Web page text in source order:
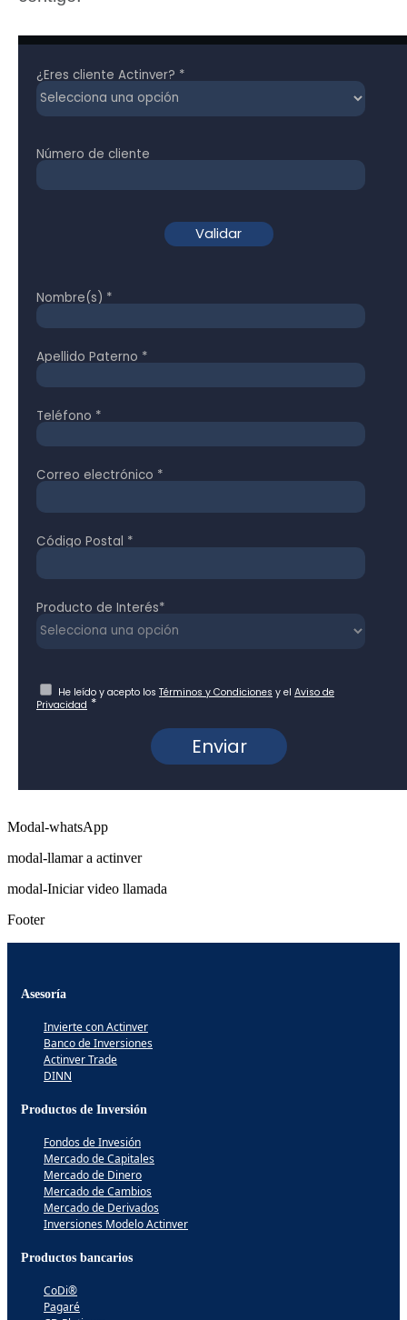
Modal-whatsApp
modal-llamar a actinver
modal-Iniciar video llamada
Footer
Asesoría
Invierte con Actinver
Banco de Inversiones
Actinver Trade
DINN
Productos de Inversión
Fondos de Invesión
Mercado de Capitales
Mercado de Dinero
Mercado de Cambios
Mercado de Derivados
Inversiones Modelo Actinver
Productos bancarios
CoDi®
Pagaré